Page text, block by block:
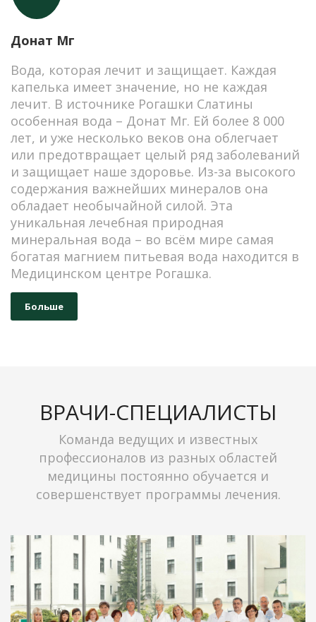
Донат Мг
Вода, которая лечит и защищает. Каждая
капелька имеет значение, но не каждая
лечит. В источнике Рогашки Слатины
особенная вода – Донат Мг. Ей более 8 000
лет, и уже несколько веков она облегчает
или предотвращает целый ряд заболеваний
и защищает наше здоровье. Из-за высокого
содержания важнейших минералов она
обладает необычайной силой. Эта
уникальная лечебная природная
минеральная вода – во всём мире самая
богатая магнием питьевая вода находится в
Медицинском центре Рогашка.
Больше
ВРАЧИ-СПЕЦИАЛИСТЫ
Команда ведущих и известных
профессионалов из разных областей
медицины постоянно обучается и
совершенствует программы лечения.